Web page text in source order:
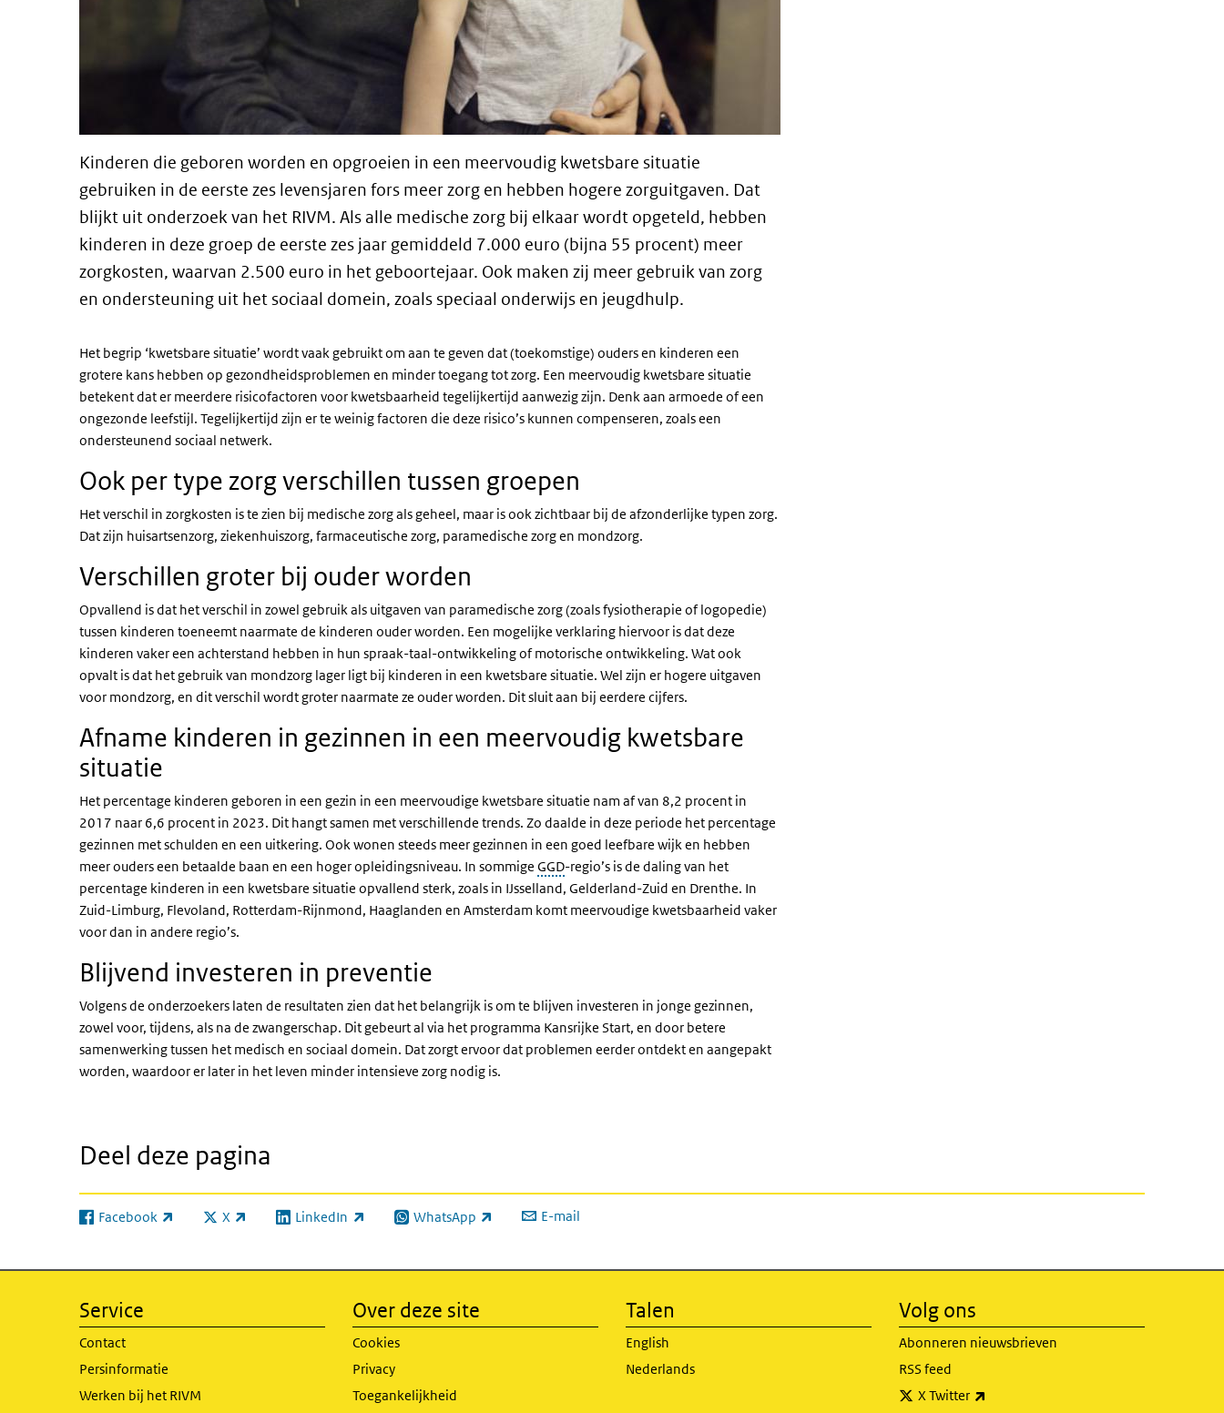
Kinderen die geboren worden en opgroeien in een meervoudig kwetsbare situatie
gebruiken in de eerste zes levensjaren fors meer zorg en hebben hogere zorguitgaven. Dat
blijkt uit onderzoek van het RIVM. Als alle medische zorg bij elkaar wordt opgeteld, hebben
kinderen in deze groep de eerste zes jaar gemiddeld 7.000 euro (bijna 55 procent) meer
zorgkosten, waarvan 2.500 euro in het geboortejaar. Ook maken zij meer gebruik van zorg
en ondersteuning uit het sociaal domein, zoals speciaal onderwijs en jeugdhulp.
Het begrip ‘kwetsbare situatie’ wordt vaak gebruikt om aan te geven dat (toekomstige) ouders en kinderen een
grotere kans hebben op gezondheidsproblemen en minder toegang tot zorg. Een meervoudig kwetsbare situatie
betekent dat er meerdere risicofactoren voor kwetsbaarheid tegelijkertijd aanwezig zijn. Denk aan armoede of een
ongezonde leefstijl. Tegelijkertijd zijn er te weinig factoren die deze risico’s kunnen compenseren, zoals een
ondersteunend sociaal netwerk.
Ook per type zorg verschillen tussen groepen
Het verschil in zorgkosten is te zien bij medische zorg als geheel, maar is ook zichtbaar bij de afzonderlijke typen zorg.
Dat zijn huisartsenzorg, ziekenhuiszorg, farmaceutische zorg, paramedische zorg en mondzorg.
Verschillen groter bij ouder worden
Opvallend is dat het verschil in zowel gebruik als uitgaven van paramedische zorg (zoals fysiotherapie of logopedie)
tussen kinderen toeneemt naarmate de kinderen ouder worden. Een mogelijke verklaring hiervoor is dat deze
kinderen vaker een achterstand hebben in hun spraak-taal-ontwikkeling of motorische ontwikkeling. Wat ook
opvalt is dat het gebruik van mondzorg lager ligt bij kinderen in een kwetsbare situatie. Wel zijn er hogere uitgaven
voor mondzorg, en dit verschil wordt groter naarmate ze ouder worden. Dit sluit aan bij eerdere cijfers.
Afname kinderen in gezinnen in een meervoudig kwetsbare
situatie
Het percentage kinderen geboren in een gezin in een meervoudige kwetsbare situatie nam af van 8,2 procent in
2017 naar 6,6 procent in 2023. Dit hangt samen met verschillende trends. Zo daalde in deze periode het percentage
gezinnen met schulden en een uitkering. Ook wonen steeds meer gezinnen in een goed leefbare wijk en hebben
meer ouders een betaalde baan en een hoger opleidingsniveau. In sommige GGD-regio’s is de daling van het
percentage kinderen in een kwetsbare situatie opvallend sterk, zoals in IJsselland, Gelderland-Zuid en Drenthe. In
Zuid-Limburg, Flevoland, Rotterdam-Rijnmond, Haaglanden en Amsterdam komt meervoudige kwetsbaarheid vaker
voor dan in andere regio’s.
Blijvend investeren in preventie
Volgens de onderzoekers laten de resultaten zien dat het belangrijk is om te blijven investeren in jonge gezinnen,
zowel voor, tijdens, als na de zwangerschap. Dit gebeurt al via het programma Kansrijke Start, en door betere
samenwerking tussen het medisch en sociaal domein. Dat zorgt ervoor dat problemen eerder ontdekt en aangepakt
worden, waardoor er later in het leven minder intensieve zorg nodig is.
Deel deze pagina
Facebook
(externe link) X
(externe link) LinkedIn
(externe link) WhatsApp
(externe link) E-mail
Service
Contact
Persinformatie
Werken bij het RIVM
Over deze site
Cookies
Privacy
Toegankelijkheid
Talen
English
Nederlands
Volg ons
Abonneren nieuwsbrieven
RSS feed
X Twitter